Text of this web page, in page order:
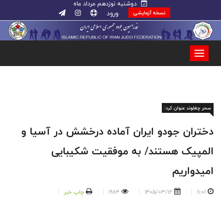
دوشنبه نوزدهم مرداد ماه
نسخه آزمایشی ورود
سحر چغلوند عنوان کرد:
دختران جودو ایران آماده درخشش در آسیا و
المپیک هستند/ به موفقیت شکیبایی
امیدواریم
11:01
1405/03/12
1984 چاپ خبر